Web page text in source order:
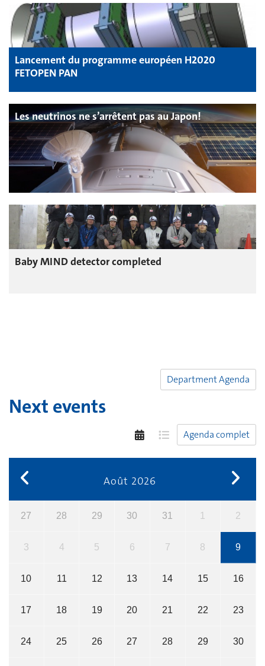
Lancement du programme européen H2020
FETOPEN PAN
Les neutrinos ne s’arrêtent pas au Japon!
Baby MIND detector completed
Department Agenda
Next events
Agenda complet
Août 2026
27 28 29 30 31 1 2
3 4 5 6 7 8 9
10 11 12 13 14 15 16
17 18 19 20 21 22 23
24 25 26 27 28 29 30